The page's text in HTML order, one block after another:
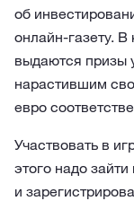
об
онлайн-газету.
выдаются призы
нарастившим
евро
Участвовать в
этого надо
и